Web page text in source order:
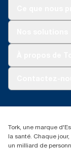
Reclamation
+41 (0)848/
Essity
Parkstraße
Tork, une marque
la santé. Chaque
un milliard de